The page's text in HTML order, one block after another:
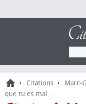
› Citations › Marc-
que tu es mal...